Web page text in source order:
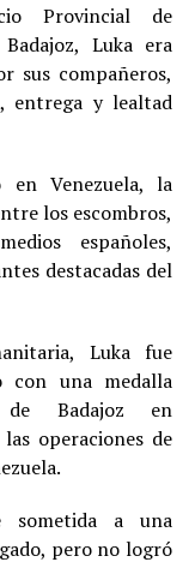
Provincial de
Luka era
sus compañeros,
entrega y lealtad
en Venezuela, la
los escombros,
españoles,
destacadas del
Luka fue
con una medalla
Badajoz en
operaciones de
sometida a una
pero no logró